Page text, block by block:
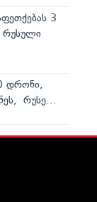
3
რუსული
დრონი,
რუსე...